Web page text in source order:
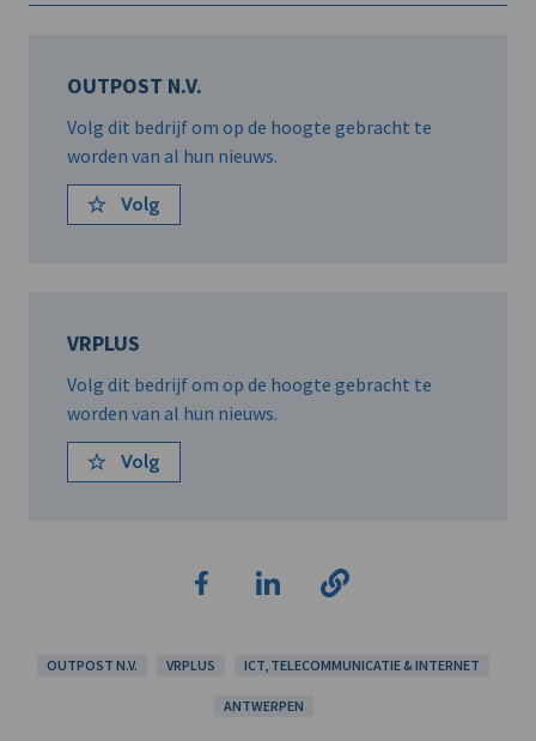
OUTPOST N.V.
Volg dit bedrijf om op de hoogte gebracht te
worden van al hun nieuws.
Volg
VRPLUS
Volg dit bedrijf om op de hoogte gebracht te
worden van al hun nieuws.
Volg
OUTPOST N.V. VRPLUS ICT, TELECOMMUNICATIE & INTERNET
ANTWERPEN